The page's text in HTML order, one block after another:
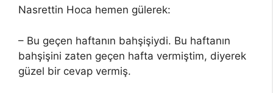
Nasrettin Hoca hemen gülerek:
– Bu geçen haftanın bahşişiydi. Bu haftanın
bahşişini zaten geçen hafta vermiştim, diyerek
güzel bir cevap vermiş.